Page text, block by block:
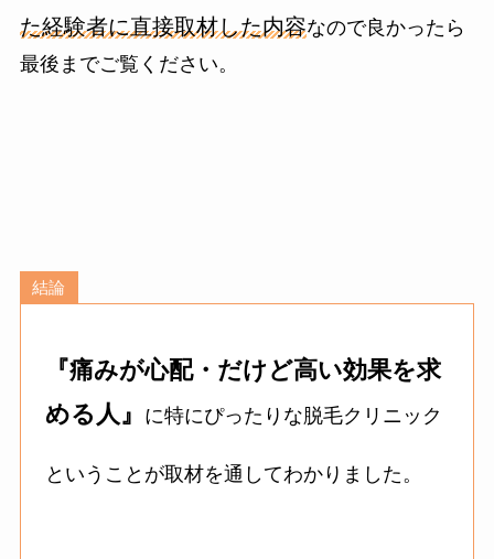
た経験者に直接取材した内容なので良かったら
最後までご覧ください。
結論
『痛みが心配・だけど高い効果を求
める人』
に特にぴったりな脱毛クリニック
ということが取材を通してわかりました。